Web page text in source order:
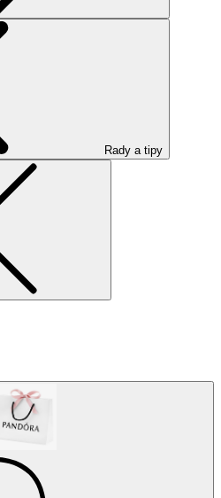
Rady a tipy